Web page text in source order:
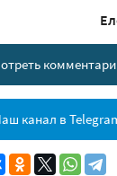
канал в